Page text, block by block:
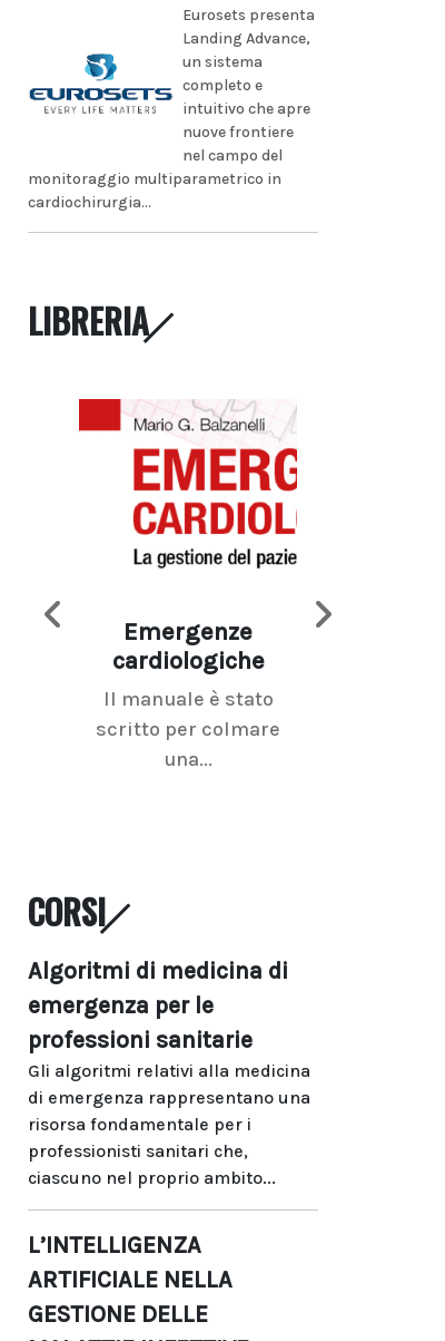
Eurosets presenta
Landing Advance,
un sistema
completo e
intuitivo che apre
nuove frontiere
nel campo del
monitoraggio multiparametrico in
cardiochirurgia...
LIBRERIA
Emergenze
cardiologiche
Il manuale è stato
scritto per colmare
una...
CORSI
Algoritmi di medicina di
emergenza per le
professioni sanitarie
Gli algoritmi relativi alla medicina
di emergenza rappresentano una
risorsa fondamentale per i
professionisti sanitari che,
ciascuno nel proprio ambito...
L’INTELLIGENZA
ARTIFICIALE NELLA
GESTIONE DELLE